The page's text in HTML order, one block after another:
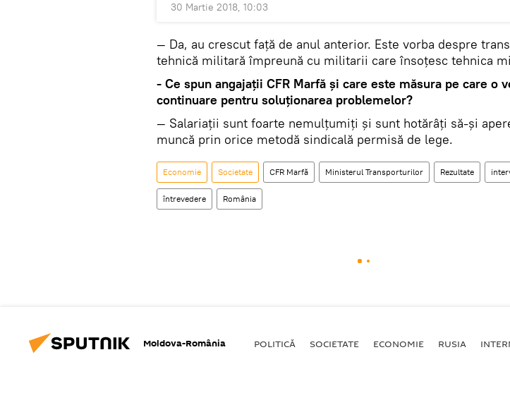
30 Martie 2018, 10:03
— Da, au crescut faţă de anul anterior. Este vorba despre
tehnică militară împreună cu militarii care însoţesc tehnica
- Ce spun angajaţii CFR Marfă şi care este măsura pe care o
continuare pentru soluţionarea problemelor?
— Salariaţii sunt foarte nemulţumiţi şi sunt hotărâţi să-şi
muncă prin orice metodă sindicală permisă de lege.
Economie Societate CFR Marfă Ministerul Transporturilor Rezultate
întrevedere România
Moldova-România POLITICĂ SOCIETATE ECONOMIE RUSIA